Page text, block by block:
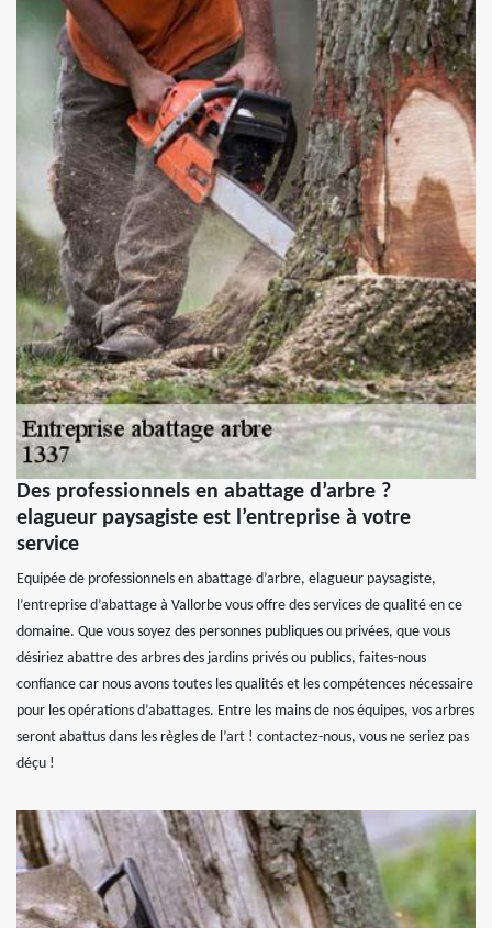
Des professionnels en abattage d’arbre ?
elagueur paysagiste est l’entreprise à votre
service
Equipée de professionnels en abattage d’arbre, elagueur paysagiste,
l’entreprise d’abattage à Vallorbe vous offre des services de qualité en ce
domaine. Que vous soyez des personnes publiques ou privées, que vous
désiriez abattre des arbres des jardins privés ou publics, faites-nous
confiance car nous avons toutes les qualités et les compétences nécessaire
pour les opérations d’abattages. Entre les mains de nos équipes, vos arbres
seront abattus dans les règles de l’art ! contactez-nous, vous ne seriez pas
déçu !